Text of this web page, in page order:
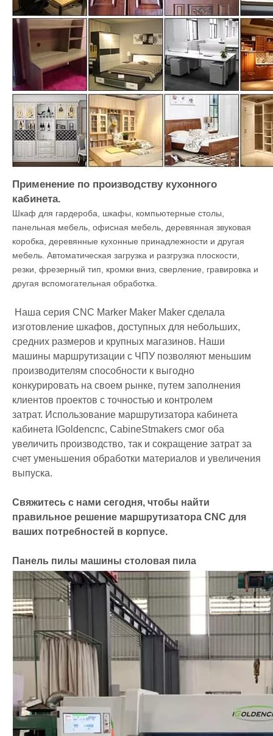
Применение по производству кухонного
кабинета.
Шкаф для гардероба, шкафы, компьютерные столы,
панельная мебель, офисная мебель, деревянная звуковая
коробка, деревянные кухонные принадлежности и другая
мебель. Автоматическая загрузка и разгрузка плоскости,
резки, фрезерный тип, кромки вниз, сверление, гравировка и
другая вспомогательная обработка.
Наша серия CNC Marker Maker Maker сделала
изготовление шкафов, доступных для небольших,
средних размеров и крупных магазинов. Наши
машины маршрутизации с ЧПУ позволяют меньшим
производителям способности к выгодно
конкурировать на своем рынке, путем заполнения
клиентов проектов с точностью и контролем
затрат. Использование маршрутизатора кабинета
кабинета IGoldencnc, CabineStmakers смог оба
увеличить производство, так и сокращение затрат за
счет уменьшения обработки материалов и увеличения
выпуска.
Свяжитесь с нами сегодня, чтобы найти
правильное решение маршрутизатора CNC для
ваших потребностей в корпусе.
Панель пилы машины столовая пила